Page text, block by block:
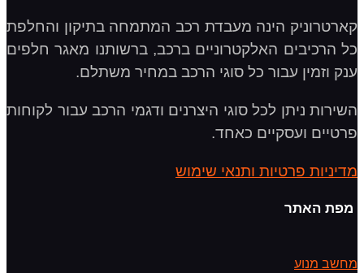
קארטרוניק הינה מעבדת רכב המתמחה בתיקון והחלפת
כל הרכיבים האלקטרוניים ברכב, ברשותנו מאגר חלפים
ענק וזמין עבור כל סוגי הרכב במחיר משתלם.
השירות ניתן לכל סוגי היצרנים ודגמי הרכב עבור לקוחות
פרטיים ועסקיים כאחד.
מדיניות פרטיות ותנאי שימוש
מפת האתר
מחשב מנוע